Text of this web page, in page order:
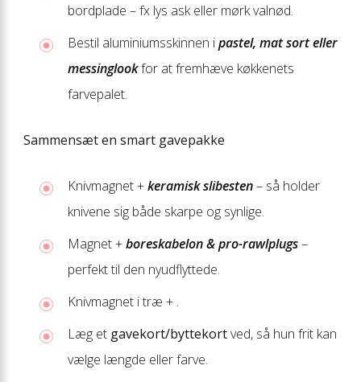
bordplade – fx lys ask eller mørk valnød.
Bestil aluminiumsskinnen ipastel, mat sort eller
messinglookfor at fremhæve køkkenets
farvepalet.
Sammensæt en smart gavepakke
Knivmagnet +keramisk slibesten– så holder
knivene sig både skarpe og synlige.
Magnet +boreskabelon & pro-rawlplugs–
perfekt til den nyudflyttede.
Knivmagnet i træ + .
Læg et gavekort/byttekortved, så hun frit kan
vælge længde eller farve.